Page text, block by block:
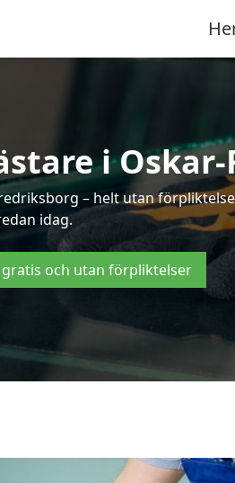
i
– helt utan
idag.
gratis och utan förpliktelser